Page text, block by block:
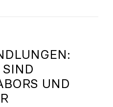
Universitäten
SIND
UND